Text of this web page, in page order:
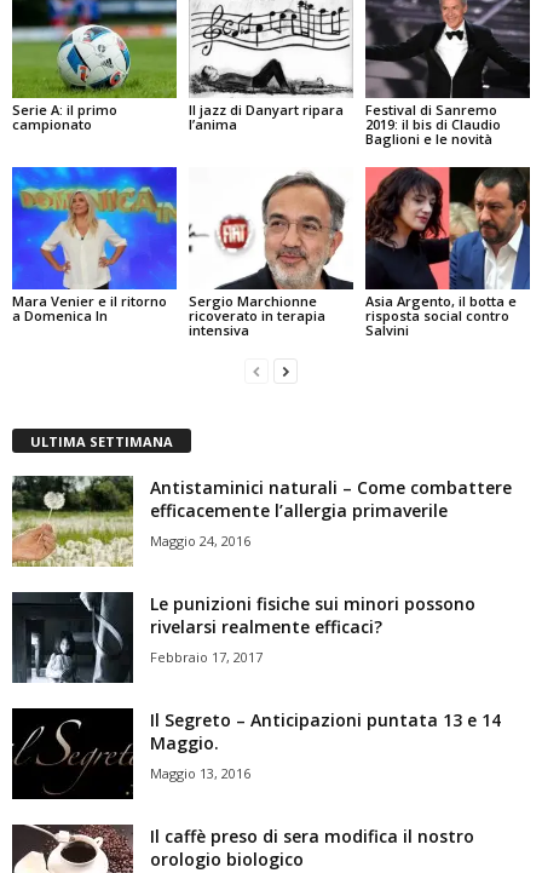
Serie A: il primo
campionato
Il jazz di Danyart ripara
l’anima
Festival di Sanremo
2019: il bis di Claudio
Baglioni e le novità
Mara Venier e il ritorno
a Domenica In
Sergio Marchionne
ricoverato in terapia
intensiva
Asia Argento, il botta e
risposta social contro
Salvini
ULTIMA SETTIMANA
Antistaminici naturali – Come combattere
efficacemente l’allergia primaverile
Maggio 24, 2016
Le punizioni fisiche sui minori possono
rivelarsi realmente efficaci?
Febbraio 17, 2017
Il Segreto – Anticipazioni puntata 13 e 14
Maggio.
Maggio 13, 2016
Il caffè preso di sera modifica il nostro
orologio biologico